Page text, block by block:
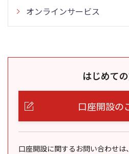
オンラインサービス
はじめて
口座開設の
口座開設に関するお問い合わせ